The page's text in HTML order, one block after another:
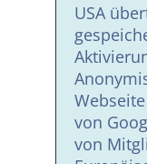
USA
von
von